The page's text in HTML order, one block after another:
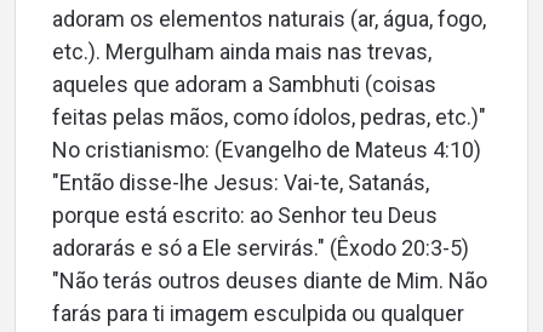
adoram os elementos naturais (ar, água, fogo,
etc.). Mergulham ainda mais nas trevas,
aqueles que adoram a Sambhuti (coisas
feitas pelas mãos, como ídolos, pedras, etc.)"
No cristianismo: (Evangelho de Mateus 4:10)
"Então disse-lhe Jesus: Vai-te, Satanás,
porque está escrito: ao Senhor teu Deus
adorarás e só a Ele servirás." (Êxodo 20:3-5)
"Não terás outros deuses diante de Mim. Não
farás para ti imagem esculpida ou qualquer